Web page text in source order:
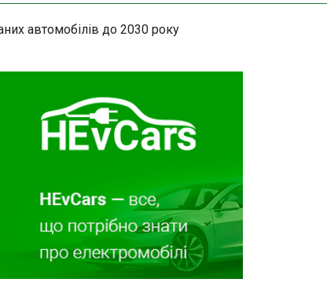
автомобілів до 2030 року